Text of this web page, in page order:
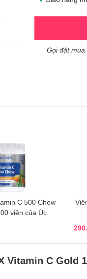
Gọi đặt
C 500 Chew
viên của Úc
Vitamin C Gold